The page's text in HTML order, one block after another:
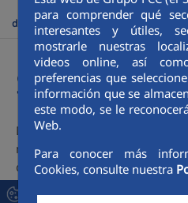
para comprender qué
interesantes y útiles,
mostrarle nuestras
videos online, así
preferencias que
información que se
este modo, se le
Web.
Para conocer más
Cookies, consulte nuestra
>
directeur général
Stratégie
Depuis plus de 110 ans,
municipalités à gérer les
citoyens. Consciente de
les communes, FCC en a